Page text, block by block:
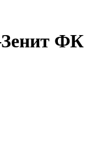
Зенит ФК